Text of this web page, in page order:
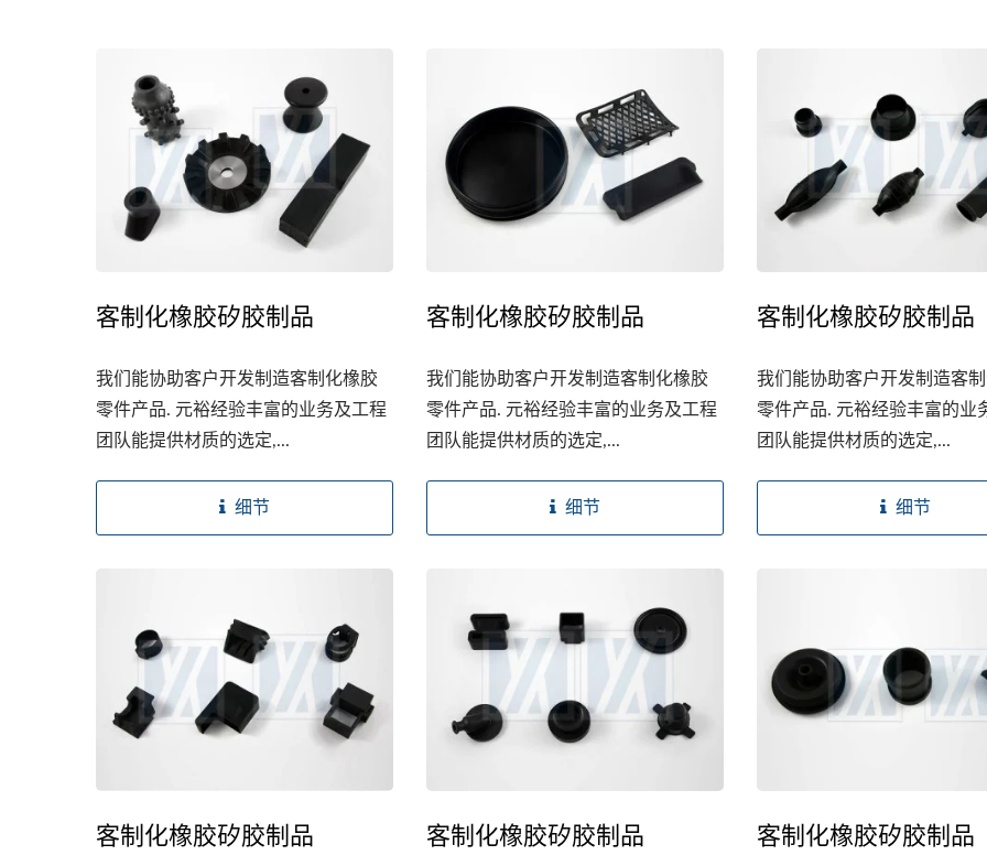
客制化橡胶矽胶制品
我们能协助客户开发制造客制化橡胶
零件产品. 元裕经验丰富的业务及工程
团队能提供材质的选定,...
细节
客制化橡胶矽胶制品
我们能协助客户开发制造客制化橡胶
零件产品. 元裕经验丰富的业务及工程
团队能提供材质的选定,...
细节
客制化橡胶矽胶制品
我们能协助客户开发制造客
零件产品. 元裕经验丰富的业
团队能提供材质的选定,...
细节
客制化橡胶矽胶制品 客制化橡胶矽胶制品 客制化橡胶矽胶制品
智慧手表表带、手环 矽胶保护套 智慧手表表带、手